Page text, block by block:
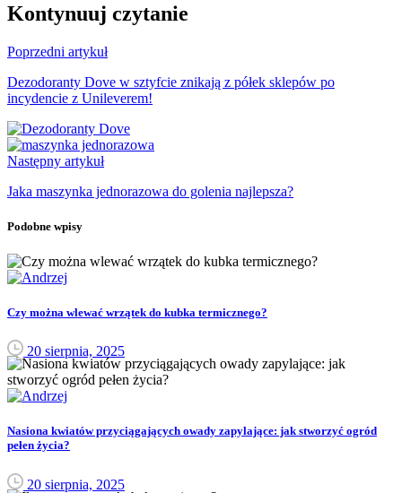
Kontynuuj czytanie
Poprzedni artykuł
Dezodoranty Dove w sztyfcie znikają z półek sklepów po
incydencie z Unileverem!
Następny artykuł
Jaka maszynka jednorazowa do golenia najlepsza?
Podobne wpisy
Czy można wlewać wrzątek do kubka termicznego?
20 sierpnia, 2025
Nasiona kwiatów przyciągających owady zapylające: jak stworzyć ogród
pełen życia?
20 sierpnia, 2025